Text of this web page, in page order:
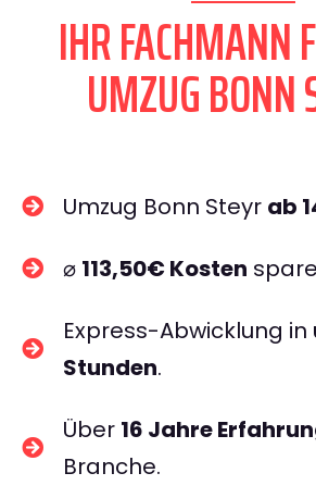
IHR FACHMANN
UMZUG BONN
Umzug Bonn Steyr ab
⌀ 113,50€ Kosten
Express-Abwicklung in
Stunden.
Über 16 Jahre
Branche.